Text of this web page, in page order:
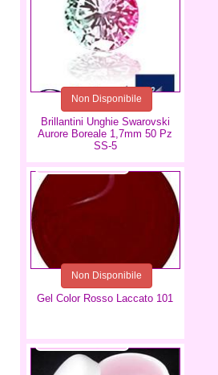
Brillantini Unghie Swarovski
Aurore Boreale 1,7mm 50 Pz
SS-5
Non Disponibile
Gel Color Rosso Laccato 101
4,99 €
Non Disponibile
4,99 €